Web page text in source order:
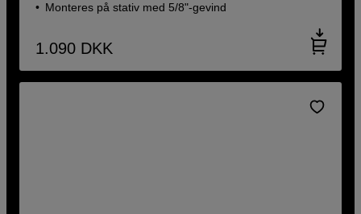
Monteres på stativ med 5/8"-gevind
1.090 DKK